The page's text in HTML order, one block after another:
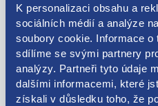
K personalizaci obsahu a
sociálních médií a analýze
soubory cookie. Informace
sdílíme se svými partnery
analýzy. Partneři tyto údaje
dalšími informacemi, které
získali v důsledku toho, že
Kódy produktu
4109G2
Použitelné pro vozy